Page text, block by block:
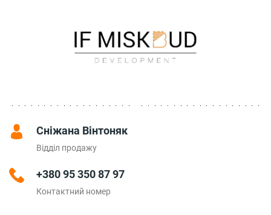
Сніжана Вінтоняк
Відділ продажу
+380 95 350 87 97
Контактний номер